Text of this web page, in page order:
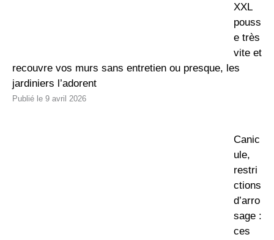
XXL
pouss
e très
vite et
recouvre vos murs sans entretien ou presque, les
jardiniers l’adorent
9 avril 2026
Canic
ule,
restri
ctions
d’arro
sage :
ces